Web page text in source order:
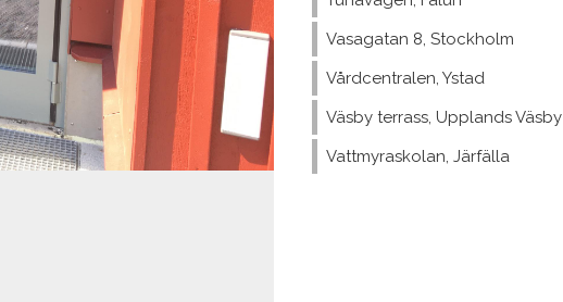
Vasagatan 8, Stockholm
Vårdcentralen, Ystad
Väsby terrass, Upplands Väsby
Vattmyraskolan, Järfälla